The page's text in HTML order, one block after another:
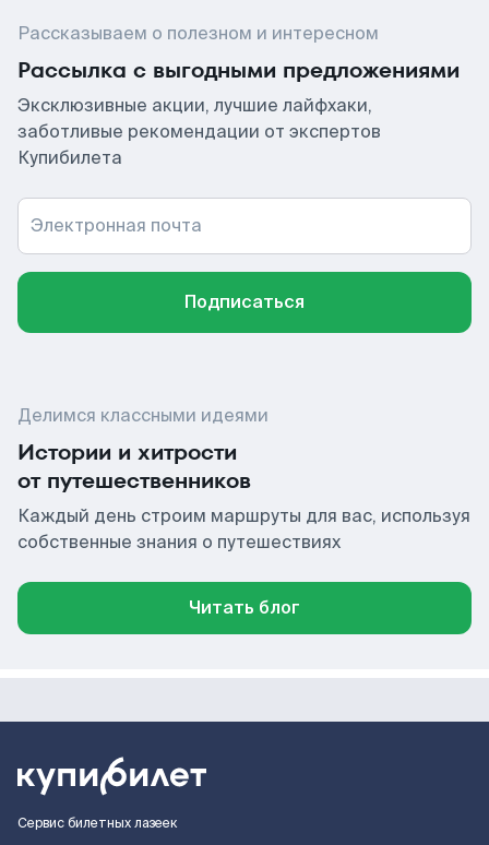
Рассказываем о полезном и интересном
Рассылка с выгодными предложениями
Эксклюзивные акции, лучшие лайфхаки,
заботливые рекомендации от экспертов
Купибилета
Электронная почта
Подписаться
Делимся классными идеями
Истории и хитрости
от путешественников
Каждый день строим маршруты для вас, используя
собственные знания о путешествиях
Читать блог
Сервис билетных лазеек